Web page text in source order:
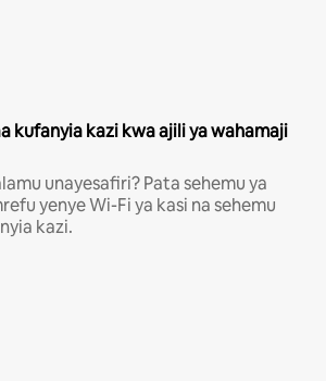
kufanyia kazi kwa ajili ya wahamaji
unayesafiri? Pata sehemu ya
yenye Wi-Fi ya kasi na sehemu
kazi.